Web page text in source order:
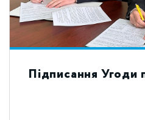
Підписання Угоди